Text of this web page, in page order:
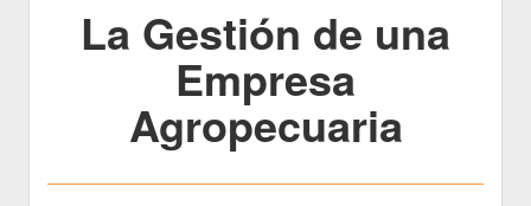
La Gestión de una
Empresa
Agropecuaria